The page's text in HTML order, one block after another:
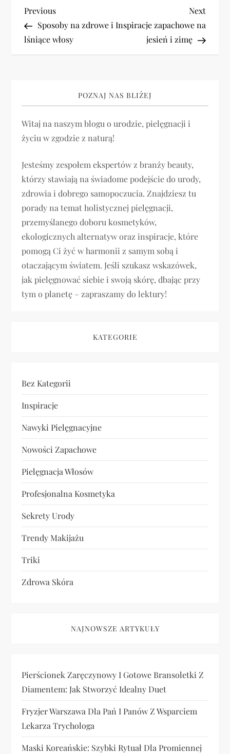
N
a
g
a
c
j
a
w
p
i
s
Previous
Post
Previous
Sposoby na zdrowe i
lśniące włosy
Next
Post
Next
Inspiracje zapachowe na
jesień i zimę
POZNAJ NAS BLIŻEJ
Witaj na naszym blogu o urodzie, pielęgnacji i
życiu w zgodzie z naturą!
Jesteśmy zespołem ekspertów z branży beauty,
którzy stawiają na świadome podejście do urody,
zdrowia i dobrego samopoczucia. Znajdziesz tu
porady na temat holistycznej pielęgnacji,
przemyślanego doboru kosmetyków,
ekologicznych alternatyw oraz inspiracje, które
pomogą Ci żyć w harmonii z samym sobą i
otaczającym światem. Jeśli szukasz wskazówek,
jak pielęgnować siebie i swoją skórę, dbając przy
tym o planetę – zapraszamy do lektury!
KATEGORIE
Bez Kategorii
Inspiracje
Nawyki Pielęgnacyjne
Nowości Zapachowe
Pielęgnacja Włosów
Profesjonalna Kosmetyka
Sekrety Urody
Trendy Makijażu
Triki
Zdrowa Skóra
NAJNOWSZE ARTYKUŁY
Pierścionek Zaręczynowy I Gotowe Bransoletki Z
Diamentem: Jak Stworzyć Idealny Duet
Fryzjer Warszawa Dla Pań I Panów Z Wsparciem
Lekarza Trychologa
Maski Koreańskie: Szybki Rytuał Dla Promiennej